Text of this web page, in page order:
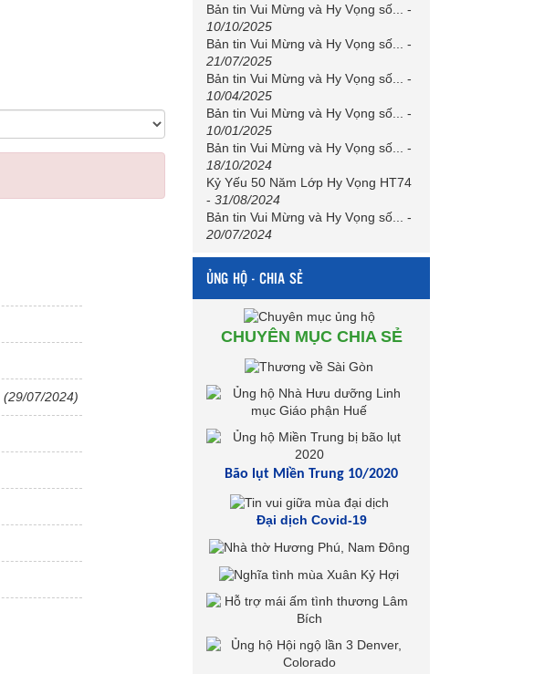
(29/07/2024)
Bản tin Vui Mừng và Hy Vọng số...
-
10/10/2025
Bản tin Vui Mừng và Hy Vọng số...
-
21/07/2025
Bản tin Vui Mừng và Hy Vọng số...
-
10/04/2025
Bản tin Vui Mừng và Hy Vọng số...
-
10/01/2025
Bản tin Vui Mừng và Hy Vọng số...
-
18/10/2024
Kỷ Yếu 50 Năm Lớp Hy Vọng HT74
- 31/08/2024
Bản tin Vui Mừng và Hy Vọng số...
-
20/07/2024
ỦNG HỘ - CHIA SẺ
CHUYÊN MỤC CHIA SẺ
Bão lụt Miền Trung 10/2020
Đại dịch Covid-19